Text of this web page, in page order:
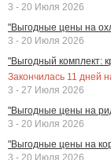
3 - 20 Июля 2026
"Выгодные цены на
3 - 20 Июля 2026
"Выгодный комплект:
Закончилась 11 дней
3 - 27 Июля 2026
"Выгодные цены на
3 - 20 Июля 2026
"Выгодные цены на
3 - 20 Июля 2026